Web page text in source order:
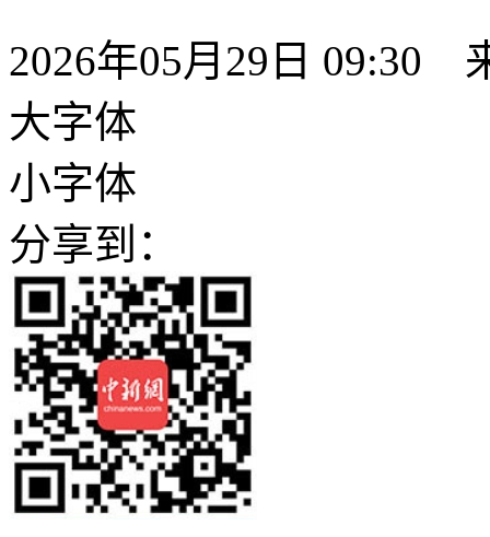
2026年05月29日 09:30
大字体
小字体
分享到：